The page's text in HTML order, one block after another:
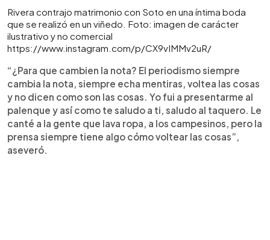
Rivera contrajo matrimonio con Soto en una íntima boda
que se realizó en un viñedo. Foto: imagen de carácter
ilustrativo y no comercial
https://www.instagram.com/p/CX9vIMMv2uR/
“¿Para que cambien la nota? El periodismo siempre
cambia la nota, siempre echa mentiras, voltea las cosas
y no dicen como son las cosas. Yo fui a presentarme al
palenque y así como te saludo a ti, saludo al taquero. Le
canté a la gente que lava ropa, a los campesinos, pero la
prensa siempre tiene algo cómo voltear las cosas”,
aseveró.